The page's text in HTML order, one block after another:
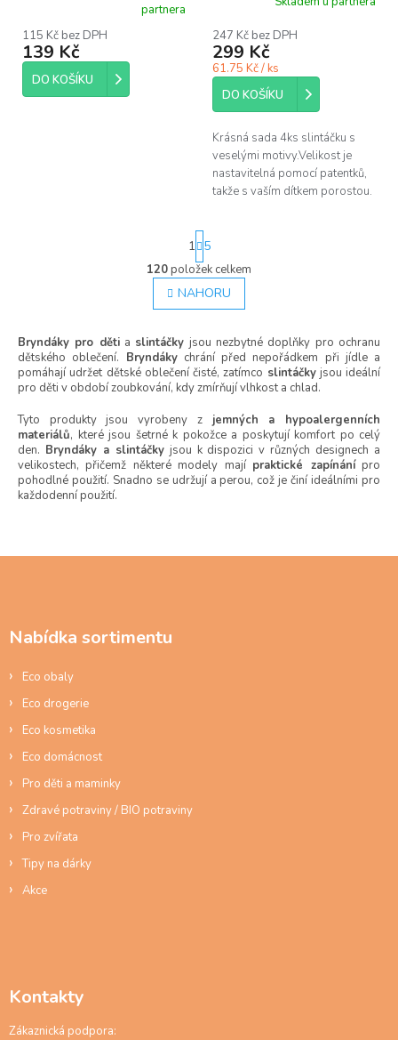
růžovým okrajem
produktu
je
5,0
5
partnera
115 Kč bez DPH
139 Kč
DO KOŠÍKU
247 Kč bez DPH
299 Kč
61.75 Kč / ks
DO KOŠÍKU
Krásná sada 4ks slintáčku s
veselými motivy.Velikost je
nastavitelná pomocí patentků,
takže s vaším dítkem porostou.
O
v
l
d
a
c
í
r
v
k
y
S
t
r
á
n
k
v
á
n
í
1 5
120 položek celkem
NAHORU
Bryndáky pro dětia slintáčky jsou nezbytné doplňky pro ochranu
dětského oblečení. Bryndákychrání před nepořádkem při jídle a
pomáhají udržet dětské oblečení čisté, zatímco slintáčkyjsou ideální
pro děti v období zoubkování, kdy zmírňují vlhkost a chlad.
Tyto produkty jsou vyrobeny z jemných a hypoalergenních
materiálů, které jsou šetrné k pokožce a poskytují komfort po celý
den. Bryndáky a slintáčkyjsou k dispozici v různých designech a
velikostech, přičemž některé modely mají praktické zapínánípro
pohodlné použití. Snadno se udržují a perou, což je činí ideálními pro
každodenní použití.
Nabídka sortimentu
Eco obaly
Eco drogerie
Eco kosmetika
Eco domácnost
Pro děti a maminky
Zdravé potraviny / BIO potraviny
Pro zvířata
Tipy na dárky
Akce
Kontakty
Zákaznická podpora: